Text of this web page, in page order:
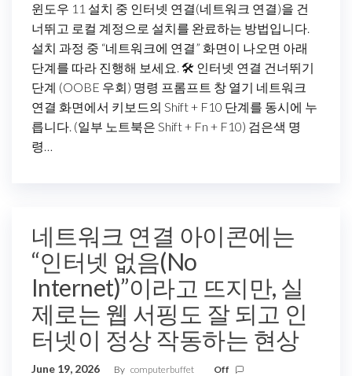
윈도우 11 설치 중 인터넷 연결(네트워크 연결)을 건
너뛰고 로컬 계정으로 설치를 완료하는 방법입니다.
설치 과정 중 “네트워크에 연결” 화면이 나오면 아래
단계를 따라 진행해 보세요. 🛠️ 인터넷 연결 건너뛰기
단계 (OOBE 우회) 명령 프롬프트 창 열기 네트워크
연결 화면에서 키보드의 Shift + F10 단계를 동시에 누
릅니다. (일부 노트북은 Shift + Fn + F10) 검은색 명
령…
네트워크 연결 아이콘에는
“인터넷 없음(No
Internet)”이라고 뜨지만, 실
제로는 웹 서핑도 잘 되고 인
터넷이 정상 작동하는 현상
June 19, 2026 By computerbuffet Off